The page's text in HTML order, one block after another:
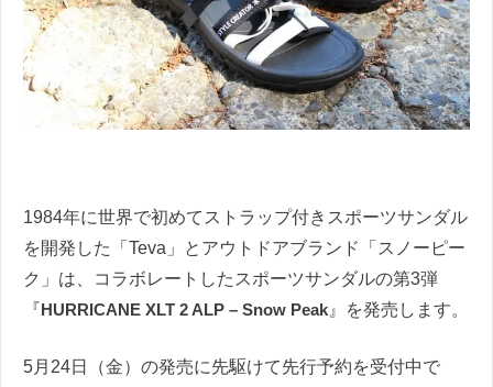
1984年に世界で初めてストラップ付きスポーツサンダル
を開発した「Teva」とアウトドアブランド「スノーピー
ク」は、コラボレートしたスポーツサンダルの第3弾
『HURRICANE XLT 2 ALP – Snow Peak 』を発売します。
5月24日（金）の発売に先駆けて先行予約を受付中で